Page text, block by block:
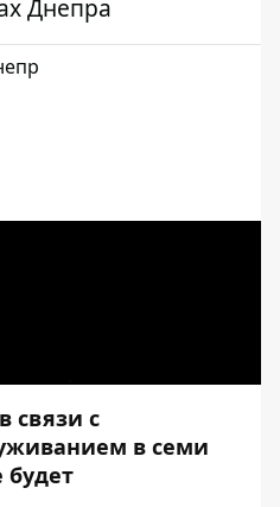
Днепра
связи с
в семи
будет